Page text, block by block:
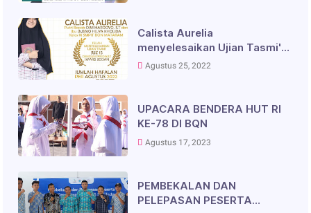
Calista Aurelia
menyelesaikan Ujian Tasmi'
Juz 15 dengan Predikat
Agustus 25, 2022
UPACARA BENDERA HUT RI
KE-78 DI BQN
Agustus 17, 2023
PEMBEKALAN DAN
PELEPASAN PESERTA